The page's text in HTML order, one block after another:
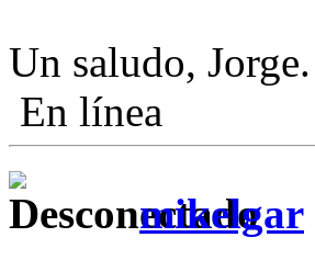
Un saludo, Jorge.
En línea
mikelgar